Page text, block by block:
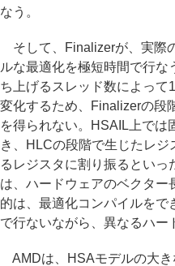
なう。
そして、Finalizerが、実際
ルな最適化を極短時間で行
ち上げるスレッド数によって
変化するため、Finalizerの段
を得られない。HSAIL上では
き、HLCの段階で生じたレジ
るレジスタに割り振るとい
は、ハードウェアのベクター
的は、最適化コンパイルをで
で行ないながら、異なるハー
AMDは、HSAモデルの大き